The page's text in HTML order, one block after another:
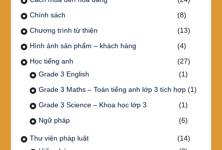
Chính sách
(8)
Chương trình từ thiện
(13)
Hình ảnh sản phẩm – khách hàng
(4)
Học tiếng anh
(27)
Grade 3 English
(1)
Grade 3 Maths – Toán tiếng anh lớp 3 tích hợp(1)
Grade 3 Science – Khoa học lớp 3
(1)
Ngữ pháp
(6)
Thư viện pháp luật
(14)